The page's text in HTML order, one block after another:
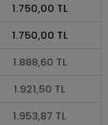
1.750,00 TL
1.750,00 TL
1.888,60 TL
1.921,50 TL
1.953,87 TL